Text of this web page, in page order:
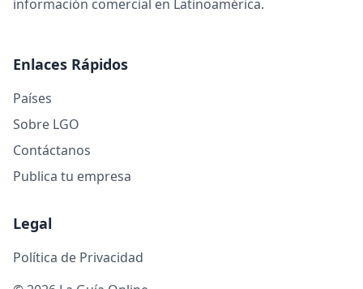
información comercial en Latinoamérica.
Enlaces Rápidos
Países
Sobre LGO
Contáctanos
Publica tu empresa
Legal
Política de Privacidad